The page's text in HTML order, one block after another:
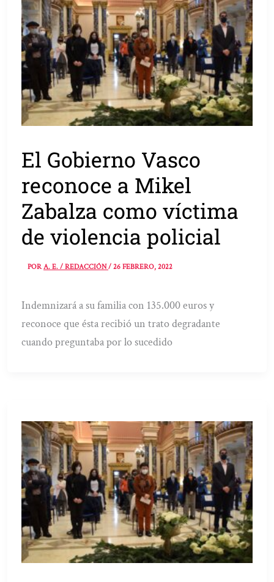
El Gobierno Vasco
reconoce a Mikel
Zabalza como víctima
de violencia policial
PORA. E. / REDACCIÓN/26 FEBRERO, 2022
Indemnizará a su familia con 135.000 euros y
reconoce que ésta recibió un trato degradante
cuando preguntaba por lo sucedido